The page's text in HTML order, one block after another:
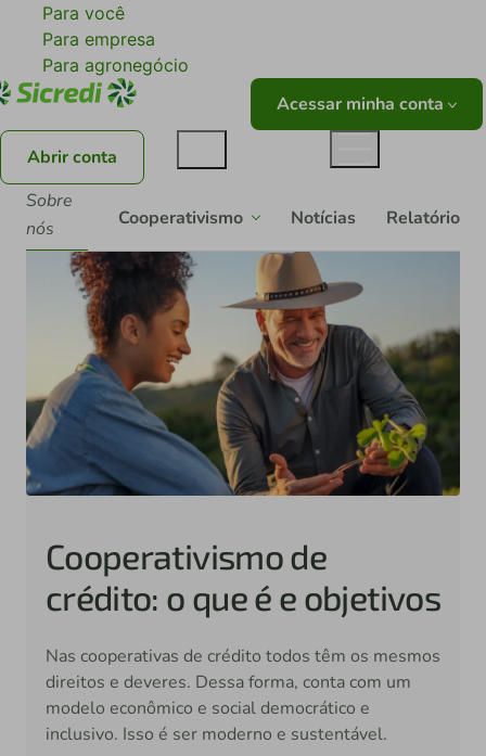
Para você
Para empresa
Para agronegócio
Acessar minha conta
Abrir conta
Sobre
nós
Cooperativismo Notícias Relatórios
Cooperativismo de
crédito: o que é e objetivos
Nas cooperativas de crédito todos têm os mesmos
direitos e deveres. Dessa forma, conta com um
modelo econômico e social democrático e
inclusivo. Isso é ser moderno e sustentável.